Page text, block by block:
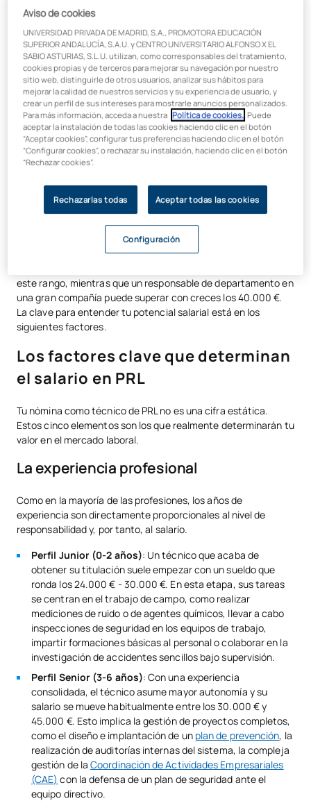
Los factores clave que determinan el salario en PRL
Resumen
prevención en la reputación corporativa han convertido al
prevencionista en un perfil estratégico e indispensable para
cualquier organización moderna. Pero, ¿cuánto gana
realmente un técnico de PRL en España? A continuación,
analizamos en detalle el sueldo de un prevencionista de
riesgos y qué puedes hacer para aspirar a las cifras más altas.
¿Cuál es el sueldo promedio de un
técnico de prevención de riesgos
en España?
A modo de visión general, podemos establecer que el sueldo
promedio de un prevencionista de riesgos en España se sitúa
en una horquilla de entre 27.000 € y 35.000 € brutos anuales.
Sin embargo, esta cifra es solo un punto de partida. Un perfil
este rango, mientras que un responsable de departamento en
una gran compañía puede superar con creces los 40.000 €.
La clave para entender tu potencial salarial está en los
siguientes factores.
Los factores clave que determinan
el salario en PRL
Tu nómina como técnico de PRL no es una cifra estática.
Estos cinco elementos son los que realmente determinarán tu
valor en el mercado laboral.
La experiencia profesional
Como en la mayoría de las profesiones, los años de
experiencia son directamente proporcionales al nivel de
responsabilidad y, por tanto, al salario.
Perfil Junior (0-2 años): Un técnico que acaba de
obtener su titulación suele empezar con un sueldo que
ronda los 24.000 € - 30.000 €. En esta etapa, sus tareas
se centran en el trabajo de campo, como realizar
mediciones de ruido o de agentes químicos, llevar a cabo
inspecciones de seguridad en los equipos de trabajo,
impartir formaciones básicas al personal o colaborar en la
investigación de accidentes sencillos bajo supervisión.
Perfil Senior (3-6 años): Con una experiencia
consolidada, el técnico asume mayor autonomía y su
salario se mueve habitualmente entre los 30.000 € y
45.000 €. Esto implica la gestión de proyectos completos,
como el diseño e implantación de un plan de prevención, la
realización de auditorías internas del sistema, la compleja
gestión de laCoordinación de Actividades Empresariales
(CAE) con la defensa de un plan de seguridad ante el
equipo directivo.
Aviso de cookies
UNIVERSIDAD PRIVADA DE MADRID, S.A., PROMOTORA EDUCACIÓN
SUPERIOR ANDALUCÍA, S.A.U. y CENTRO UNIVERSITARIO ALFONSO X EL
SABIO ASTURIAS, S.L.U. utilizan, como corresponsables del tratamiento,
cookies propias y de terceros para mejorar su navegación por nuestro
sitio web, distinguirle de otros usuarios, analizar sus hábitos para
mejorar la calidad de nuestros servicios y su experiencia de usuario, y
crear un perfil de sus intereses para mostrarle anuncios personalizados.
Para más información, acceda a nuestra Política de cookies. . Puede
aceptar la instalación de todas las cookies haciendo clic en el botón
“Aceptar cookies”, configurar tus preferencias haciendo clic en el botón
“Configurar cookies”, o rechazar su instalación, haciendo clic en el botón
“Rechazar cookies”.
Rechazarlas todas Aceptar todas las cookies
Configuración